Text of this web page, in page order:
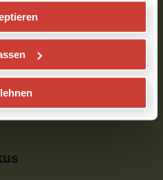
ich habe mir schon alle
dir angeschaut. Die
werde ich mir heute
Deine Art zu erklären ist
Namasté, Brigitte
um 09:45